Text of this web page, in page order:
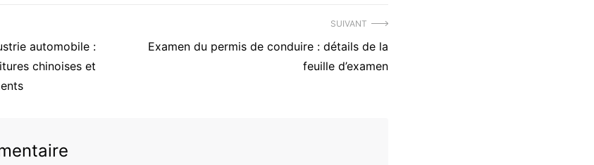
automobile :
chinoises et
SUIVANT
Article
Examen du permis de conduire : détails de la
feuille d’examen